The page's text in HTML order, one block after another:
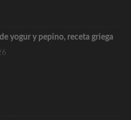
yogur y pepino, receta griega